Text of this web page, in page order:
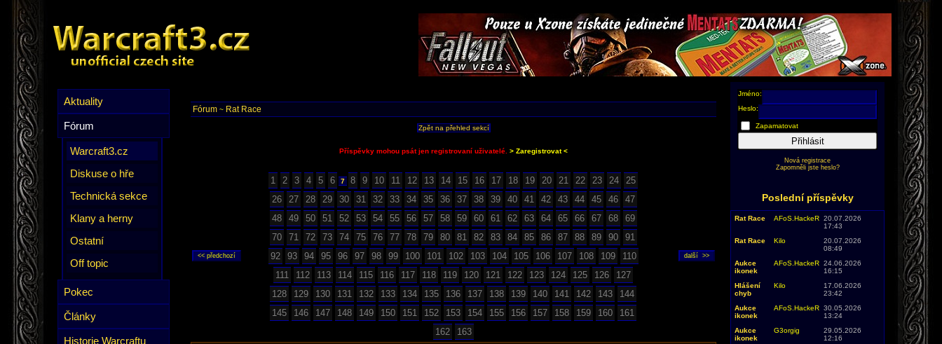
Aktuality
Fórum
Warcraft3.cz
Diskuse o hře
Technická sekce
Klany a herny
Ostatní
Off topic
Pokec
Články
Historie Warcraftu
Fórum ~ Rat Race
Zpět na přehled sekcí
Příspěvky mohou psát jen registrovaní uživatelé. > Zaregistrovat <
1 2 3 4 5 6 7 8 9 10 11 12 13 14 15 16 17 18 19 20 21 22 23 24
25
26
27 28 29 30 31 32 33 34 35 36 37 38 39 40 41 42 43 44 45 46
47
48
49 50 51 52 53 54 55 56 57 58 59 60 61 62 63 64 65 66 67 68
69
70
71 72 73 74 75 76 77 78 79 80 81 82 83 84 85 86 87 88 89 90
91
92
93 94 95 96 97 98 99 100 101 102 103 104 105 106 107 108 109
110
111
112 113 114 115 116 117 118 119 120 121 122 123 124 125 126
127
128
129 130 131 132 133 134 135 136 137 138 139 140 141 142 143
144
145
146 147 148 149 150 151 152 153 154 155 156 157 158 159 160
161
162
163
Jméno:
Heslo:
Zapamatovat
Přihlásit
Nová registrace
Zapomněli jste heslo?
Poslední příspěvky
Rat Race AFoS.HackeR 20.07.2026
17:43
Rat Race
Kilo
20.07.2026
08:49
Aukce
ikonek
AFoS.HackeR 24.06.2026
16:15
Hlášení
chyb
Kilo
17.06.2026
23:42
Aukce
ikonek
AFoS.HackeR 30.05.2026
13:24
Aukce
ikonek
G3orgig
29.05.2026
12:16